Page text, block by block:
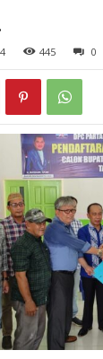
445 0